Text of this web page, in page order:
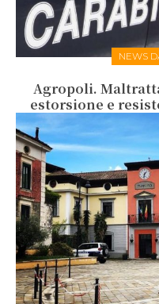
NEWS
Agropoli.
estorsione e